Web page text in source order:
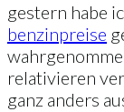
gestern habe
benzinpreise
relativieren
ganz anders